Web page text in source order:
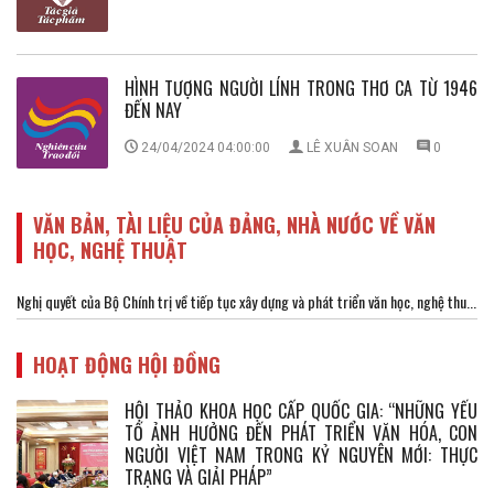
HÌNH TƯỢNG NGƯỜI LÍNH TRONG THƠ CA TỪ 1946
ĐẾN NAY
24/04/2024 04:00:00 LÊ XUÂN SOAN 0
VĂN BẢN, TÀI LIỆU CỦA ĐẢNG, NHÀ NƯỚC VỀ VĂN
HỌC, NGHỆ THUẬT
Nghị quyết của Bộ Chính trị về tiếp tục xây dựng và phát triển văn học, nghệ thu...
HOẠT ĐỘNG HỘI ĐỒNG
HỘI THẢO KHOA HỌC CẤP QUỐC GIA: “NHỮNG YẾU
TỐ ẢNH HƯỞNG ĐẾN PHÁT TRIỂN VĂN HÓA, CON
NGƯỜI VIỆT NAM TRONG KỶ NGUYÊN MỚI: THỰC
TRẠNG VÀ GIẢI PHÁP”